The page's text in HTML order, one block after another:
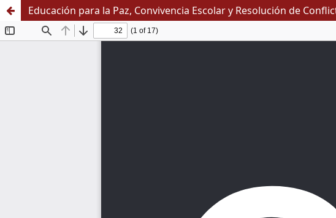
Educación para la Paz, Convivencia Escolar y Resolución de